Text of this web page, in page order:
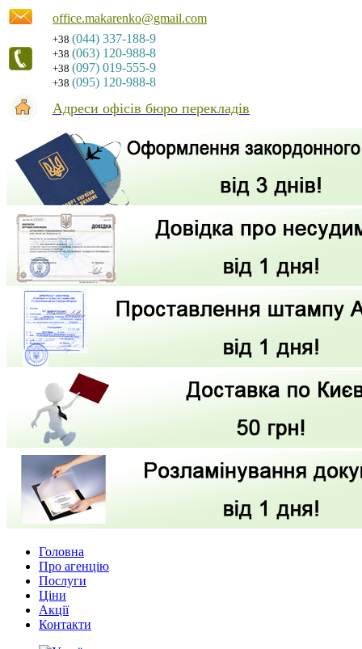
office.makarenko@gmail.com
+38 (044) 337-188-9
+38 (063) 120-988-8
+38 (097) 019-555-9
+38 (095) 120-988-8
Адреси офісів бюро перекладів
Головна
Про агенцію
Послуги
Ціни
Акції
Контакти